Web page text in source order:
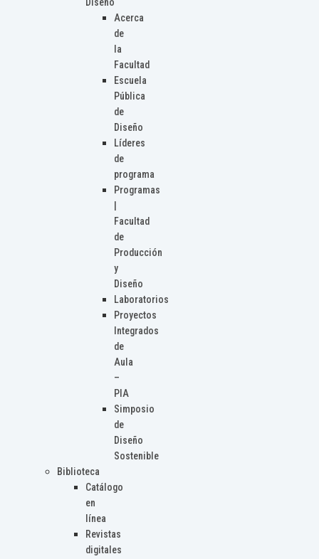
Diseño
Acerca
de
la
Facultad
Escuela
Pública
de
Diseño
Líderes
de
programa
Programas
Facultad
de
Producción
y
Diseño
Laboratorios
Proyectos
Integrados
de
Aula
–
PIA
Simposio
de
Diseño
Sostenible
Biblioteca
Catálogo
en
línea
Revistas
digitales